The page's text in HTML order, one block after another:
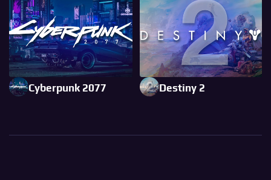
Cyberpunk 2077 Destiny 2